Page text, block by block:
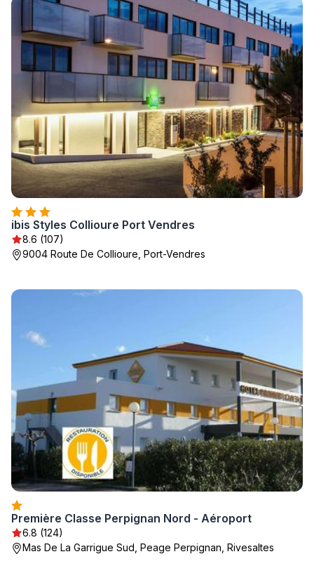
ibis Styles Collioure Port Vendres
8.6 (107)
9004 Route De Collioure, Port-Vendres
Première Classe Perpignan Nord - Aéroport
6.8 (124)
Mas De La Garrigue Sud, Peage Perpignan, Rivesaltes